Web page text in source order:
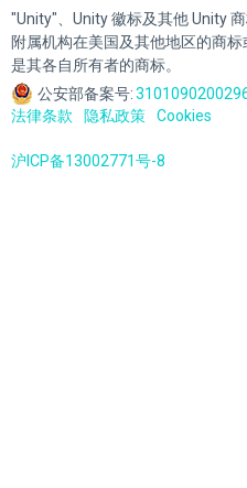
"Unity"、Unity 徽标及其他 Unity
附属机构在美国及其他地区的商
是其各自所有者的商标。
公安部备案号:
法律条款
隐私政策 Cookies
沪ICP备13002771号-8